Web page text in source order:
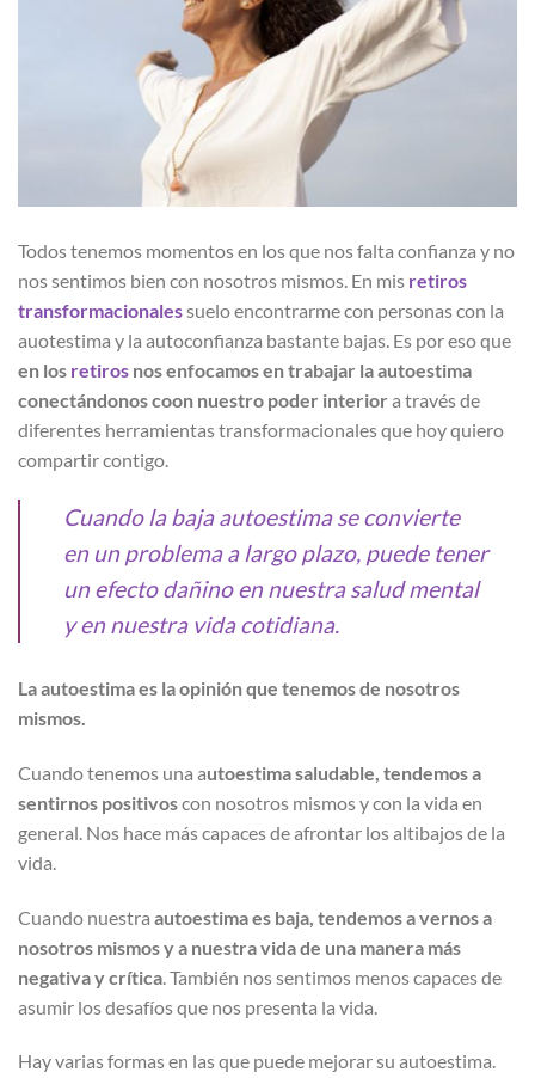
Todos tenemos momentos en los que nos falta confianza y no
nos sentimos bien con nosotros mismos. En mis retiros
transformacionalessuelo encontrarme con personas con la
auotestima y la autoconfianza bastante bajas. Es por eso que
en los retiros nos enfocamos en trabajar la autoestima
conectándonos coon nuestro poder interior a través de
diferentes herramientas transformacionales que hoy quiero
compartir contigo.
Cuando la baja autoestima se convierte
en un problema a largo plazo, puede tener
un efecto dañino en nuestra salud mental
y en nuestra vida cotidiana.
La autoestima es la opinión que tenemos de nosotros
mismos.
Cuando tenemos una autoestima saludable, tendemos a
sentirnos positivoscon nosotros mismos y con la vida en
general. Nos hace más capaces de afrontar los altibajos de la
vida.
Cuando nuestra autoestima es baja, tendemos a vernos a
nosotros mismos y a nuestra vida de una manera más
negativa y crítica . También nos sentimos menos capaces de
asumir los desafíos que nos presenta la vida.
Hay varias formas en las que puede mejorar su autoestima.